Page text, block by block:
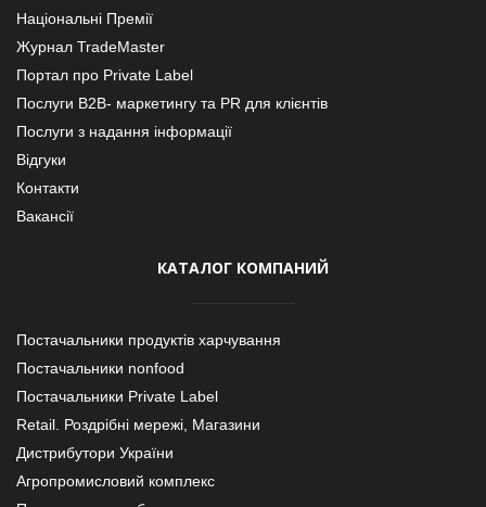
Національні Премії
Журнал TradeMaster
Портал про Private Label
Послуги В2В- маркетингу та PR для клієнтів
Послуги з надання інформації
Відгуки
Контакти
Вакансії
КАТАЛОГ КОМПАНИЙ
Постачальники продуктів харчування
Постачальники nonfood
Постачальники Private Label
Retail. Роздрібні мережі, Магазини
Дистрибутори України
Агропромисловий комплекс